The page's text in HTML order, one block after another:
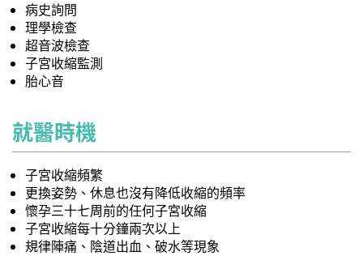
病史詢問
理學檢查
超音波檢查
子宮收縮監測
胎心音
就醫時機
子宮收縮頻繁
更換姿勢、休息也沒有降低收縮的頻率
懷孕三十七周前的任何子宮收縮
子宮收縮每十分鐘兩次以上
規律陣痛、陰道出血、破水等現象